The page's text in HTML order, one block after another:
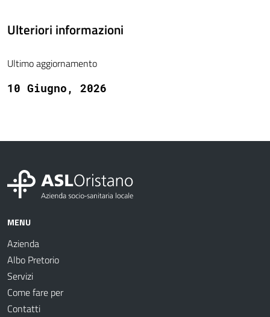
Ulteriori informazioni
Ultimo aggiornamento
10 Giugno, 2026
MENU
Azienda
Albo Pretorio
Servizi
Come fare per
Contatti